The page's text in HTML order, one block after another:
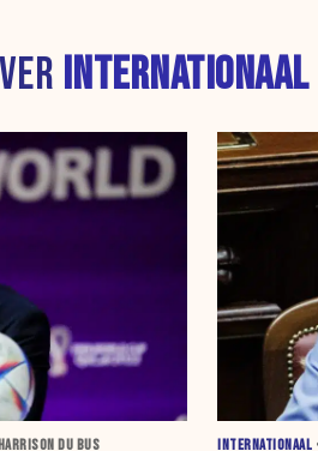
INTERNATIONAAL
DU BUS INTERNATIONAAL